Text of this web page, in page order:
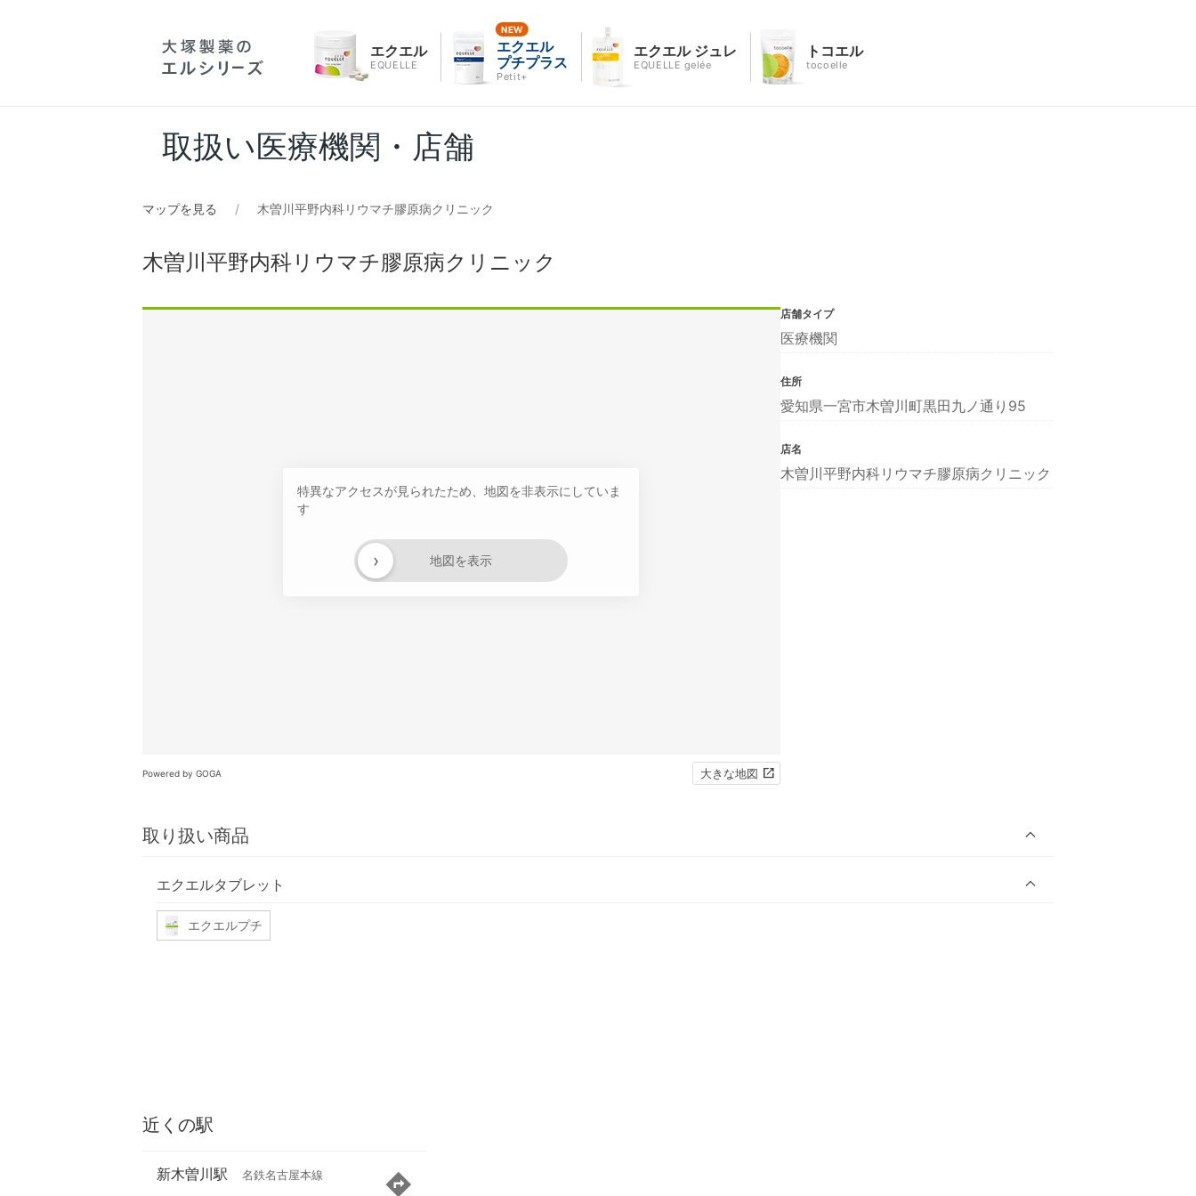
エクエル
EQUELLE
エクエル
プチプラス
Petit+
エクエル ジュレ
EQUELLE gelée
トコエル
tocoelle
取扱い医療機関・店舗
マップを見る 木曽川平野内科リウマチ膠原病クリニック
木曽川平野内科リウマチ膠原病クリニック
特異なアクセスが見られたため、地図を非表示にしていま
す
地図を表示
›
Powered by GOGA 大きな地図
取り扱い商品
エクエルタブレット
エクエルプチ
店舗タイプ
医療機関
住所
愛知県一宮市木曽川町黒田九ノ通り95
店名
木曽川平野内科リウマチ膠原病クリニック
近くの駅
新木曽川駅 名鉄名古屋本線